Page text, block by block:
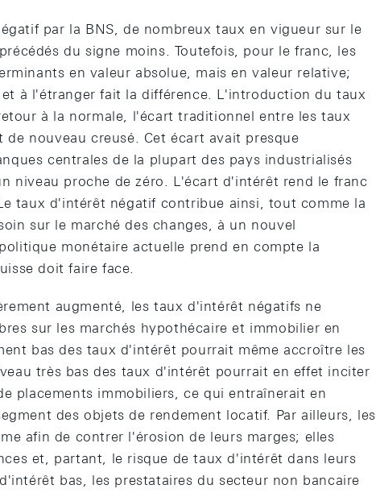
par la BNS, de nombreux taux en vigueur sur le
du signe moins. Toutefois, pour le franc, les
en valeur absolue, mais en valeur relative;
à l'étranger fait la différence. L'introduction du taux
à la normale, l'écart traditionnel entre les taux
nouveau creusé. Cet écart avait presque
centrales de la plupart des pays industrialisés
niveau proche de zéro. L'écart d'intérêt rend le franc
taux d'intérêt négatif contribue ainsi, tout comme la
sur le marché des changes, à un nouvel
monétaire actuelle prend en compte la
doit faire face.
augmenté, les taux d'intérêt négatifs ne
sur les marchés hypothécaire et immobilier en
bas des taux d'intérêt pourrait même accroître les
très bas des taux d'intérêt pourrait en effet inciter
placements immobiliers, ce qui entraînerait en
des objets de rendement locatif. Par ailleurs, les
afin de contrer l'érosion de leurs marges; elles
et, partant, le risque de taux d'intérêt dans leurs
bas, les prestataires du secteur non bancaire